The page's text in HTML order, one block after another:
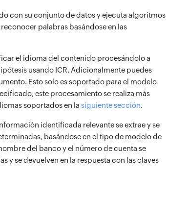
con su conjunto de datos y ejecuta algoritmos
palabras basándose en las
el idioma del contenido procesándolo a
usando ICR. Adicionalmente puedes
Esto solo es soportado para el modelo
este procesamiento se realiza más
soportados en la siguiente sección.
identificada relevante se extrae y se
basándose en el tipo de modelo de
del banco y el número de cuenta se
y se devuelven en la respuesta con las claves